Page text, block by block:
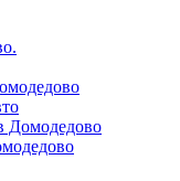
Домодедово